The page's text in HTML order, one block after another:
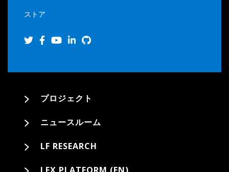
ストア
プロジェクト
ニュースルーム
LF RESEARCH